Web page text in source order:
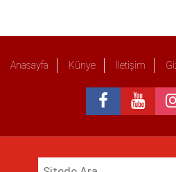
Anasayfa Künye İletişim